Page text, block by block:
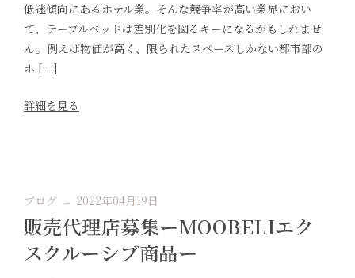
低迷傾向にあるホテル業。そんな競争率が高い業界におい
て、テーブルベッドは差別化を図るキーになるかもしれませ
ん。例えば物価が高く、限られたスペースしかない都市部の
ホ […]
詳細を見る
ブログ 2022年04月19日
販売代理店募集ーMOOBELIエク
スクルーシブ商品ー